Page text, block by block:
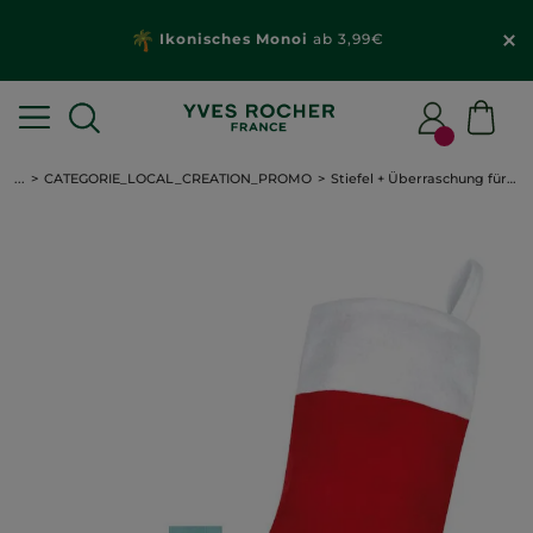
Ikonisches Monoi ab 3,99€
... CATEGORIE_LOCAL_CREATION_PROMO Stiefel + Überraschung für Sie